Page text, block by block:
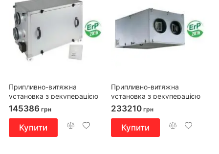
Припливно-витяжна
установка з рекуперацією
тепла Вентс ВУТ 2000 Г
145386 грн
Купити
Припливно-витяжна
установка з рекуперацією
тепла Вентс ВУТ 2000 ПЕ ЕС
233210 грн
Купити